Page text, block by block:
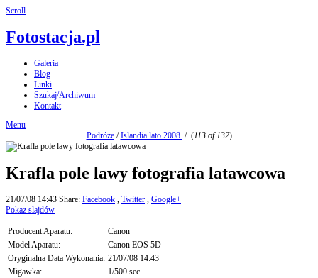
Scroll
Fotostacja.pl
Galeria
Blog
Linki
Szukaj/Archiwum
Kontakt
Menu
Podróże/Islandia lato 2008 / (113 of 132)
Krafla pole lawy fotografia latawcowa
21/07/08 14:43 Share: Facebook , Twitter , Google+
Pokaz slajdów
Producent Aparatu:
Canon
Model Aparatu:
Canon EOS 5D
Oryginalna Data Wykonania: 21/07/08 14:43
Migawka:
1/500 sec